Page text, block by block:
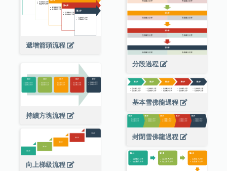
分段過程
遞增箭頭流程
持續方塊流程
基本雪佛龍過程
封閉雪佛龍過程
向上梯級流程